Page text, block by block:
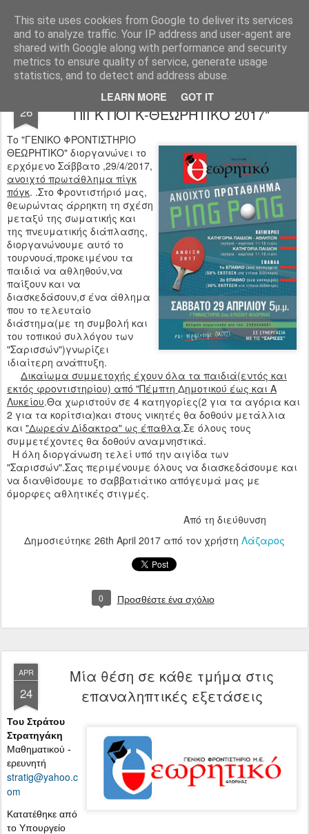
This site uses cookies from Google to deliver its services
and to analyze traffic. Your IP address and user-agent are
shared with Google along with performance and security
metrics to ensure quality of service, generate usage
statistics, and to detect and address abuse.
LEARN MORE GOT IT
Φροντιστήριο Θεωρητικό Φλώρινας
Pages
26
"1ο ΕΑΡΙΝΟ ΑΝΟΙΧΤΟ ΠΡΩΤΑΘΛΗΜΑ
ΠΙΓΚ ΠΟΓΚ-ΘΕΩΡΗΤΙΚΟ 2017"
Το "ΓΕΝΙΚΟ ΦΡΟΝΤΙΣΤΗΡΙΟ
ΘΕΩΡΗΤΙΚΟ" διοργανώνει το
ερχόμενο Σάββατο ,29/4/2017,
ανοιχτό πρωτάθλημα πίγκ
πόγκ. .Στο Φροντιστήριό μας,
θεωρώντας άρρηκτη τη σχέση
μεταξύ της σωματικής και
της πνευματικής διάπλασης,
διοργανώνουμε αυτό το
τουρνουά,προκειμένου τα
παιδιά να αθληθούν,να
παίξουν και να
διασκεδάσουν,σ ένα άθλημα
που το τελευταίο
διάστημα(με τη συμβολή και
του τοπικού συλλόγου των
"Σαρισσών")γνωρίζει
ιδιαίτερη ανάπτυξη.
Δικαίωμα συμμετοχής έχουν όλα τα παιδιά(εντός και
εκτός φροντιστηρίου) από "Πέμπτη Δημοτικού έως και Α
Λυκείου.Θα χωριστούν σε 4 κατηγορίες(2 για τα αγόρια και
2 για τα κορίτσια)και στους νικητές θα δοθούν μετάλλια
και "Δωρεάν Δίδακτρα" ως έπαθλα.Σε όλους τους
συμμετέχοντες θα δοθούν αναμνηστικά.
Η όλη διοργάνωση τελεί υπό την αιγίδα των
"Σαρισσών".Σας περιμένουμε όλους να διασκεδάσουμε και
να διανθίσουμε το σαββατιάτικο απόγευμά μας με
όμορφες αθλητικές στιγμές.
Από τη διεύθυνση
Δημοσιεύτηκε 26th April 2017 από τον χρήστη Λάζαρος
0 Προσθέστε ένα σχόλιο
APR
24
Μία θέση σε κάθε τμήμα στις
επαναληπτικές εξετάσεις
Του Στράτου
Στρατηγάκη
Mαθηματικού -
ερευνητή
stratig@yahoo.c
om
Κατατέθηκε από
το Υπουργείο